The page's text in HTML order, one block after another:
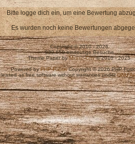
Bitte logge dich ein, um eine Bewertung
Es wurden noch keine Bewertungen
Copyright © 2010 - 2026
939,659 eindeutige Besuche
Theme Paper byMystic-City© 2010 - 2025
Powered byPHP-FusionCopyright © 2026 PHP-
as free software without warranties underGNU